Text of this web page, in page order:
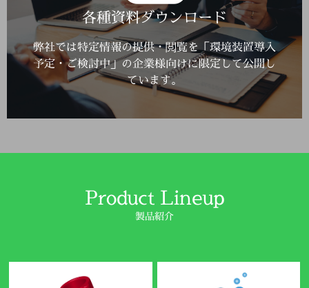
各種資料ダウンロード
弊社では特定情報の提供・閲覧を「環境装置導入
予定・ご検討中」の企業様向けに限定して公開し
ています。
詳しくはこちら
Click Here
Product Lineup
製品紹介